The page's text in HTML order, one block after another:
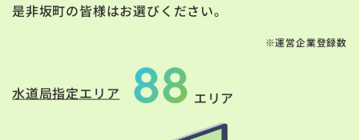
是非坂町の皆様はお選びください。
※運営企業登録数
水道局指定エリア 88 エリア